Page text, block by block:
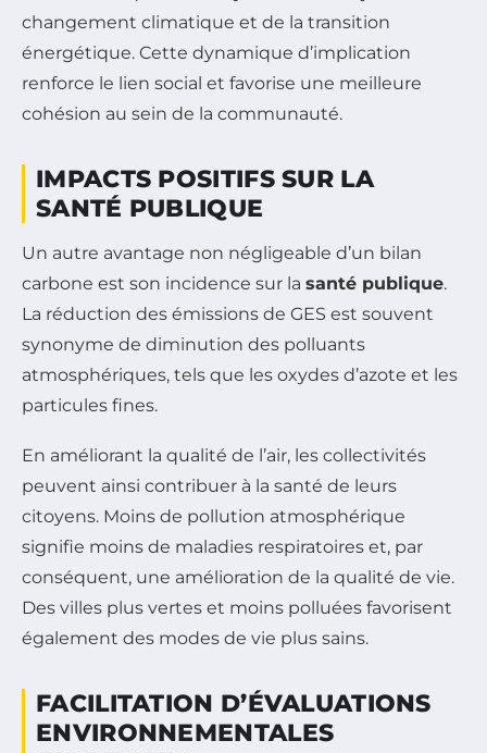
changement climatique et de la transition
énergétique. Cette dynamique d’implication
renforce le lien social et favorise une meilleure
cohésion au sein de la communauté.
IMPACTS POSITIFS SUR LA
SANTÉ PUBLIQUE
Un autre avantage non négligeable d’un bilan
carbone est son incidence sur la santé publique.
La réduction des émissions de GES est souvent
synonyme de diminution des polluants
atmosphériques, tels que les oxydes d’azote et les
particules fines.
En améliorant la qualité de l’air, les collectivités
peuvent ainsi contribuer à la santé de leurs
citoyens. Moins de pollution atmosphérique
signifie moins de maladies respiratoires et, par
conséquent, une amélioration de la qualité de vie.
Des villes plus vertes et moins polluées favorisent
également des modes de vie plus sains.
FACILITATION D’ÉVALUATIONS
ENVIRONNEMENTALES